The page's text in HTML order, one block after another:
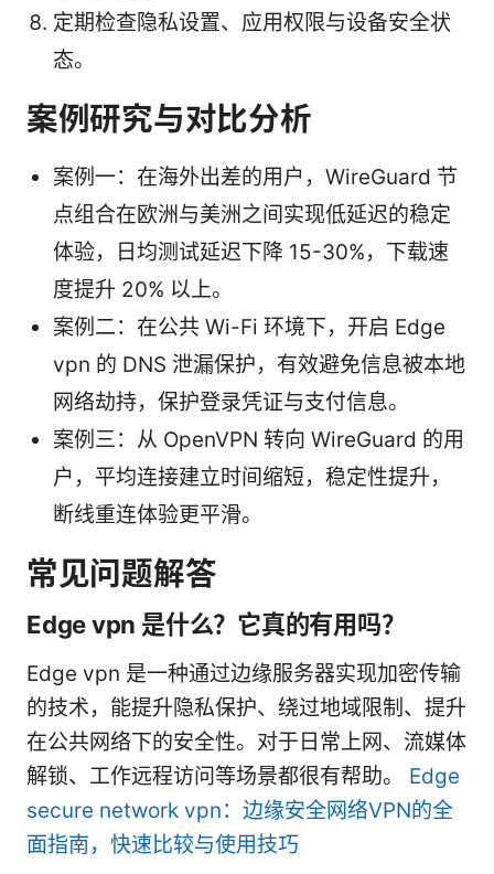
定期检查隐私设置、应用权限与设备安全状
态。
案例研究与对比分析
案例一：在海外出差的用户，WireGuard 节
点组合在欧洲与美洲之间实现低延迟的稳定
体验，日均测试延迟下降 15-30%，下载速
度提升 20% 以上。
案例二：在公共 Wi-Fi 环境下，开启 Edge
vpn 的 DNS 泄漏保护，有效避免信息被本地
网络劫持，保护登录凭证与支付信息。
案例三：从 OpenVPN 转向 WireGuard 的用
户，平均连接建立时间缩短，稳定性提升，
断线重连体验更平滑。
常见问题解答
Edge vpn 是什么？它真的有用吗？
Edge vpn 是一种通过边缘服务器实现加密传输
的技术，能提升隐私保护、绕过地域限制、提升
在公共网络下的安全性。对于日常上网、流媒体
解锁、工作远程访问等场景都很有帮助。 Edge
secure network vpn：边缘安全网络VPN的全
面指南，快速比较与使用技巧